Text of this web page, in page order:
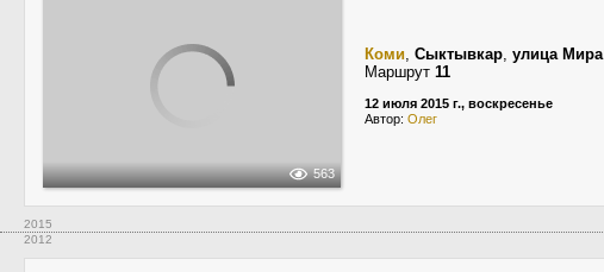
563
Коми, Сыктывкар, улица Мира
Маршрут 11
12 июля 2015 г., воскресенье
Автор: Олег
2015
2012